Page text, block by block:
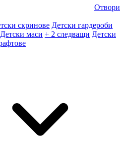
Отвори
скринове Детски гардероби
Детски маси + 2 следващи Детски